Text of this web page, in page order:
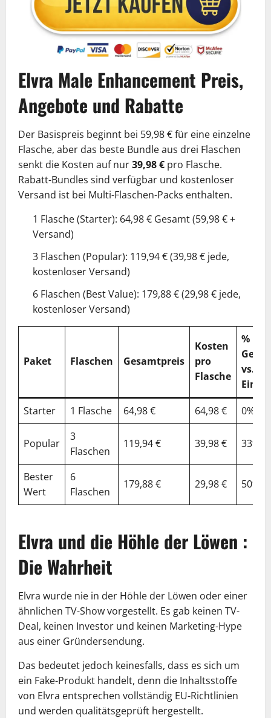
Elvra Male Enhancement Preis,
Angebote und Rabatte
Der Basispreis beginnt bei 59,98 € für eine einzelne
Flasche, aber das beste Bundle aus drei Flaschen
senkt die Kosten auf nur39,98 € pro Flasche.
Rabatt-Bundles sind verfügbar und kostenloser
Versand ist bei Multi-Flaschen-Packs enthalten.
1 Flasche (Starter): 64,98 € Gesamt (59,98 € +
Versand)
3 Flaschen (Popular): 119,94 € (39,98 € jede,
kostenloser Versand)
6 Flaschen (Best Value): 179,88 € (29,98 € jede,
kostenloser Versand)
Paket Flaschen Gesamtpreis
Kosten
pro
Flasche
%
vs.
Einzel
Starter
1 Flasche 64,98 € 64,98 € 0%
Popular
3
Flaschen
119,94 € 39,98 € 33%
Bester
Wert
6
Flaschen
179,88 € 29,98 € 50%
Elvra und die Höhle der Löwen :
Die Wahrheit
Elvra wurde nie in der Höhle der Löwen oder einer
ähnlichen TV-Show vorgestellt. Es gab keinen TV-
Deal, keinen Investor und keinen Marketing-Hype
aus einer Gründersendung.
Das bedeutet jedoch keinesfalls, dass es sich um
ein Fake-Produkt handelt, denn die Inhaltsstoffe
von Elvra entsprechen vollständig EU-Richtlinien
und werden qualitätsgeprüft hergestellt.